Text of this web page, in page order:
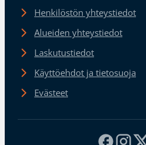
Henkilöstön yhteystiedot
Alueiden yhteystiedot
Laskutustiedot
Käyttöehdot ja tietosuoja
Evästeet